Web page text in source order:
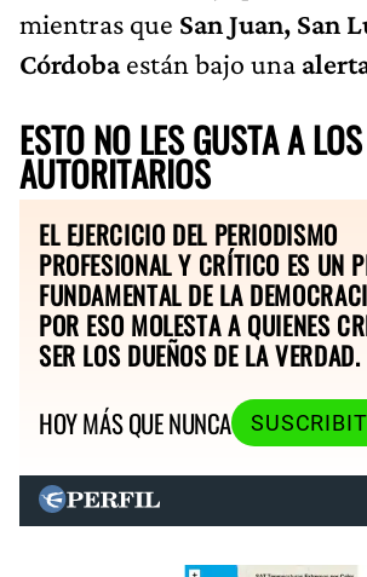
mientras que San Juan, San
Córdobaestán bajo una
ESTO NO LES GUSTA A LOS
AUTORITARIOS
EL EJERCICIO DEL PERIODISMO
PROFESIONAL Y CRÍTICO ES UN
FUNDAMENTAL DE LA
POR ESO MOLESTA A QUIENES
SER LOS DUEÑOS DE LA VERDAD.
HOY MÁS QUE NUNCA